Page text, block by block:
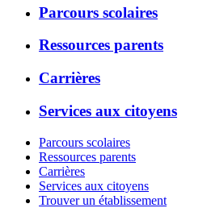
Parcours scolaires
Ressources parents
Carrières
Services aux citoyens
Parcours scolaires
Ressources parents
Carrières
Services aux citoyens
Trouver un établissement